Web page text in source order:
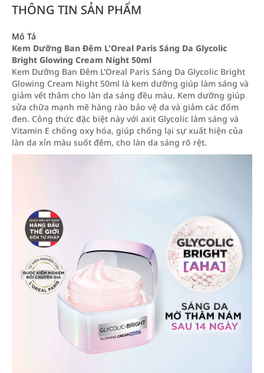
THÔNG TIN SẢN PHẨM
Mô Tả
Kem Dưỡng Ban Đêm L'Oreal Paris Sáng Da Glycolic
Bright Glowing Cream Night 50ml
Kem Dưỡng Ban Đêm L'Oreal Paris Sáng Da Glycolic Bright
Glowing Cream Night 50ml là kem dưỡng giúp làm sáng và
giảm vết thâm cho làn da sáng đều màu. Kem dưỡng giúp
sửa chữa mạnh mẽ hàng rào bảo vệ da và giảm các đốm
đen. Công thức đặc biệt này với axit Glycolic làm sáng và
Vitamin E chống oxy hóa, giúp chống lại sự xuất hiện của
làn da xỉn màu suốt đêm, cho làn da sáng rõ rệt.